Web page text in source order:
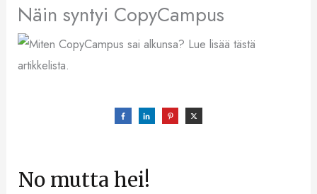
Näin syntyi CopyCampus
No mutta hei!